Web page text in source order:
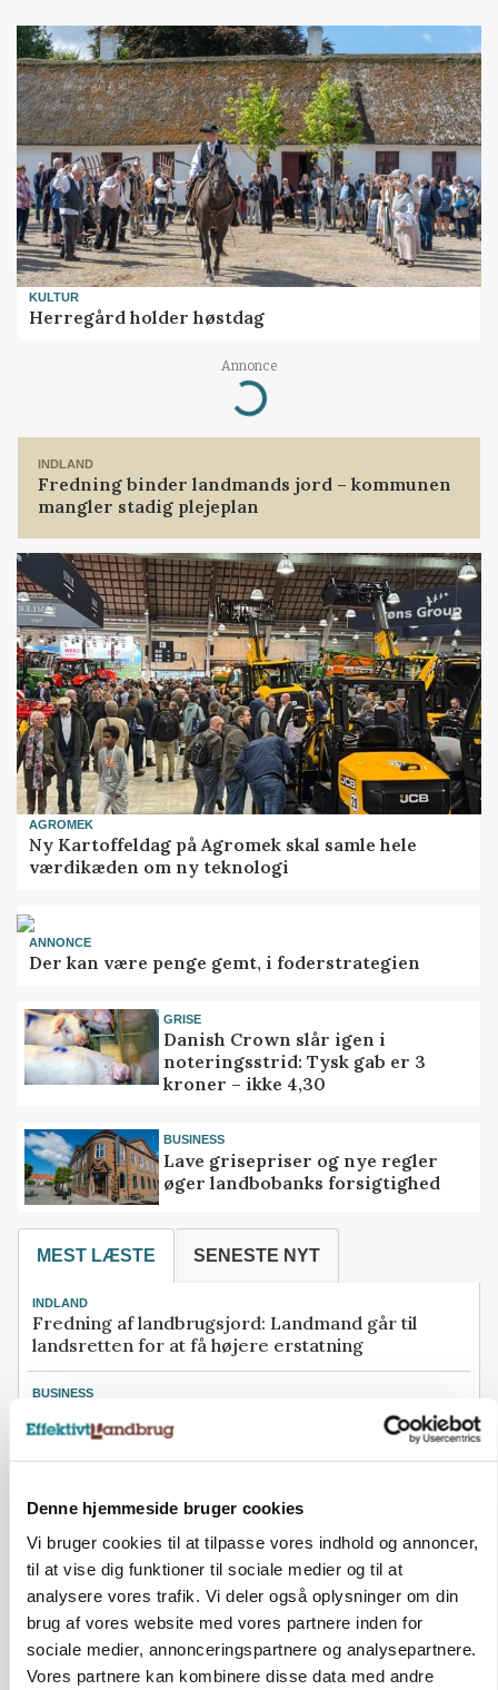
Denne hjemmeside bruger cookies
Vi bruger cookies til at tilpasse vores indhold og annoncer,
til at vise dig funktioner til sociale medier og til at
analysere vores trafik. Vi deler også oplysninger om din
brug af vores website med vores partnere inden for
sociale medier, annonceringspartnere og analysepartnere.
Vores partnere kan kombinere disse data med andre
KULTUR
Herregård holder høstdag
Annonce
Loading...
INDLAND
Fredning binder landmands jord – kommunen
mangler stadig plejeplan
AGROMEK
Ny Kartoffeldag på Agromek skal samle hele
værdikæden om ny teknologi
ANNONCE
Der kan være penge gemt, i foderstrategien
GRISE
Danish Crown slår igen i
noteringsstrid: Tysk gab er 3
kroner – ikke 4,30
BUSINESS
Lave grisepriser og nye regler
øger landbobanks forsigtighed
MEST LÆSTE SENESTE NYT
INDLAND
Fredning af landbrugsjord: Landmand går til
landsretten for at få højere erstatning
BUSINESS
Konkurs rammer midtjysk maskinhandler efter
navneskifte
Søren Rasmussen-ejet halmselskab henter ny
KVÆG
500-600 køer i stort barmarksprojekt: Fra
beskeden start til store drømme
Ny sort understreger potentialet: Har høstet den